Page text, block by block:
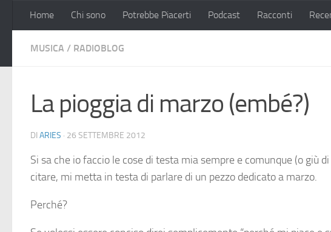
Salta al contenuto
Home Chi sono Potrebbe Piacerti Podcast Racconti
MUSICA / RADIOBLOG
La pioggia di marzo (embé?)
DI ARIES · 26 SETTEMBRE 2012
Si sa che io faccio le cose di testa mia sempre e comunque (o
citare, mi metta in testa di parlare di un pezzo dedicato a marzo.
Perché?